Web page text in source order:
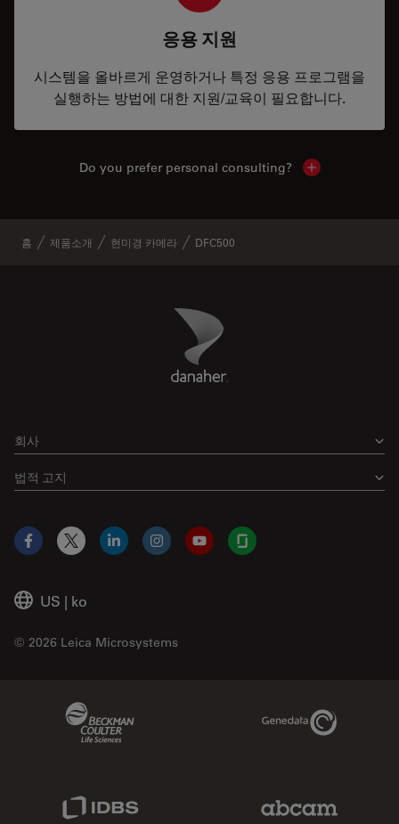
응용 지원
시스템을 올바르게 운영하거나 특정 응용 프로그램을
실행하는 방법에 대한 지원/교육이 필요합니다.
Do you prefer personal consulting? Show local
홈 제품소개 현미경 카메라 DFC500
Danaher Logo
회사
법적 고지
US | ko
© 2026 Leica Microsystems
Facebook
X LinkedInInstagramYouTubeGlassdoor
Genedata Link